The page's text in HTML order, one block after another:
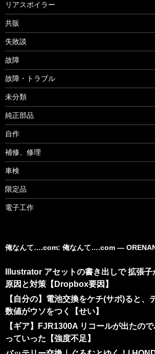
リアスポイラー
共販
失敗談
故障
故障・トラブル
未分類
純正部品
自作
補修、修理
車検
限定品
電子工作
俺なんて….com: 俺なんて….com ―
Illustrator アセットの書き出しで 拡張
原因と対策【Dropbox要因】
【自分の】電池交換をケチ(サボ)ると、
数値がウソをつく【せい】
【ギア】FJR1300A リコールが出たの
っていった【強度不足】